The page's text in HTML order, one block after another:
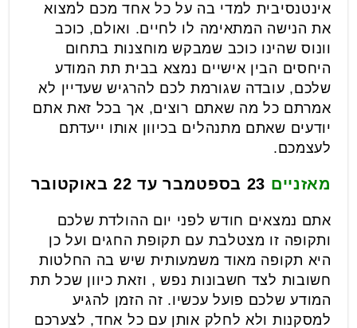
אינטנסיבית למדי בה על כל אחד מכם למצוא
את הנישה המתאימה לו לחיים. ואולם, כוכב
וונוס שהינו כוכב שמבקש מוחצנות בתחום
היחסים הבין אישיים נמצא בבית תת המודע
שלכם, עובדה שגורמת לכם להרגיש שעדיין לא
אמרתם כל מה שאתם רוצים, אך בכל זאת אתם
יודעים שאתם מתנהלים בכיוון אותו ייעדתם
לעצמכם.
מאזניים
אתם נמצאים חודש לפני יום ההולדת שלכם
ותקופה זו מצטלבת עם תקופת החגים ועל כן
היא תקופה מאוד משמעותית שיש בה החלטות
חשובות לצד חשבונות נפש , וזאת כיוון שכל תת
המודע שלכם פועל עכשיו. זה הזמן להגיע
למסקנות ולא לחלק אותן עם כל אחד, לצערכם